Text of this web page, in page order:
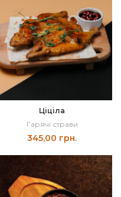
Ціціла
Гарячі страви
345,00 грн.